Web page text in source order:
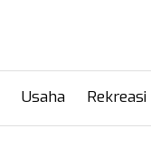
Usaha Rekreasi